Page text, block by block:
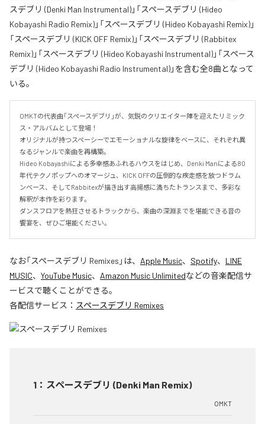
スデブリ (Denki Man Instrumental)」「スペースデブリ (Hideo
Kobayashi Radio Remix)」「スペースデブリ (Hideo Kobayashi Remix)」
「スペースデブリ (KICK OFF Remix)」「スペースデブリ (Rabbitex
Remix)」「スペースデブリ (Hideo Kobayashi Instrumental)」「スペース
デブリ (Hideo Kobayashi Radio Instrumental)」を含む全8曲となって
いる。
OMKTの代表曲「スペースデブリ」が、気鋭のクリエイター陣を迎えたリミック
ス・アルバムとして登場！
オリジナルが持つスペーシーでエモーショナルな旋律をベースに、それぞれ異
なるジャンルで楽曲を再構築。
Hideo Kobayashiによる多幸感あふれるハウスをはじめ、Denki Manによる80
年代テクノポップへのオマージュ、KICK OFFの圧倒的な疾走感を放つドラム
ンベース、そしてRabbitexが描き出す高揚感に満ちたトランスまで、多彩な
解釈が本作を彩ります。
ダンスフロアを熱狂させるトラックから、楽曲の深淵までを堪能できる音の
饗宴を、ぜひご堪能ください。
なお「スペースデブリ Remixes 」は、 Apple Music、 Spotify、 LINE
MUSIC、 YouTube Music、 Amazon Music Unlimitedなどの音楽配信サ
ービスで聴くことができる。
各配信サービス： スペースデブリ Remixes
1 ： スペースデブリ (Denki Man Remix)
OMKT